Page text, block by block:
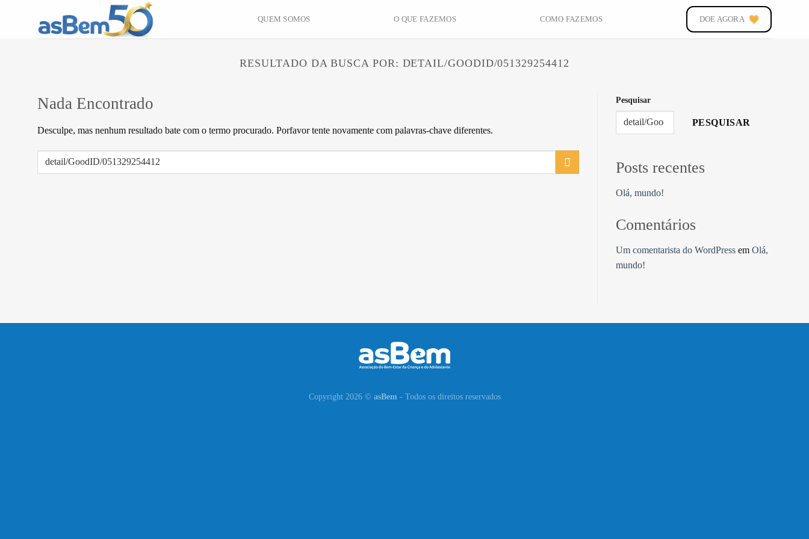
QUEM SOMOS O QUE FAZEMOS COMO FAZEMOS DOE AGORA
RESULTADO DA BUSCA POR: DETAIL/GOODID/051329254412
Nada Encontrado
Desculpe, mas nenhum resultado bate com o termo procurado. Porfavor tente novamente com palavras-chave diferentes.
Pesquisar
PESQUISAR
Posts recentes
Olá, mundo!
Comentários
Um comentarista do WordPress em Olá,
mundo!
Copyright 2026 © asBem - Todos os direitos reservados